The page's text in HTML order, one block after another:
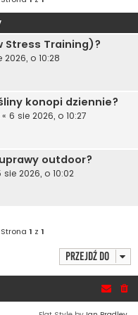
Stress Training)?
2026, o 10:28
konopi dziennie?
« 6 sie 2026, o 10:27
outdoor?
sie 2026, o 10:02
1 z 1
Przejdź do